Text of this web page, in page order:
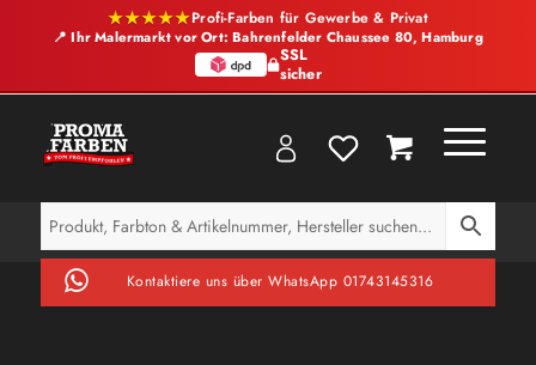
★★★★★Profi-Farben für Gewerbe & Privat
📍 Ihr Malermarkt vor Ort: Bahrenfelder Chaussee 80, Hamburg
SSL
sicher
Kontaktiere uns über WhatsApp 01743145316